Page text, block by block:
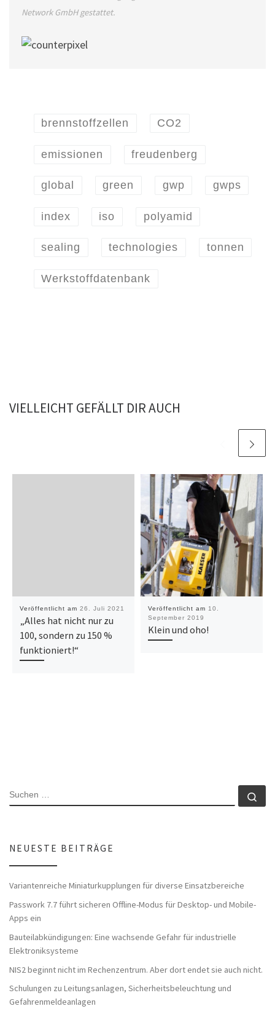
Network GmbH gestattet.
brennstoffzellen CO2
emissionen freudenberg
global green gwp gwps
index iso polyamid
sealing technologies tonnen
Werkstoffdatenbank
VIELLEICHT GEFÄLLT DIR AUCH
Veröffentlicht am 26. Juli 2021
„Alles hat nicht nur zu
100, sondern zu 150 %
funktioniert!“
Veröffentlicht am 10.
September 2019
Klein und oho!
SUCHE
NEUESTE BEITRÄGE
Variantenreiche Miniaturkupplungen für diverse Einsatzbereiche
Passwork 7.7 führt sicheren Offline-Modus für Desktop- und Mobile-
Apps ein
Bauteilabkündigungen: Eine wachsende Gefahr für industrielle
Elektroniksysteme
NIS2 beginnt nicht im Rechenzentrum. Aber dort endet sie auch nicht.
Schulungen zu Leitungsanlagen, Sicherheitsbeleuchtung und
Gefahrenmeldeanlagen